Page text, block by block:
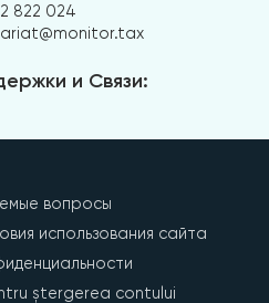
822 024
и Связи:
вопросы
использования сайта
ștergerea contului